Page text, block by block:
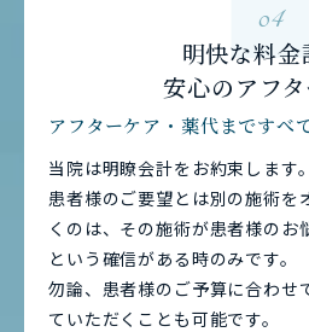
04
明快な料
安心のアフ
アフターケア・薬代まですべ
当院は明瞭会計をお約束します。
患者様のご要望とは別の施術を
くのは、その施術が患者様のお
という確信がある時のみです。
勿論、患者様のご予算に合わせ
ていただくことも可能です。